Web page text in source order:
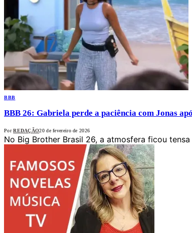
BBB
BBB 26: Gabriela perde a paciência com Jonas
Por REDAÇÃO20 de fevereiro de 2026
No Big Brother Brasil 26, a atmosfera ficou